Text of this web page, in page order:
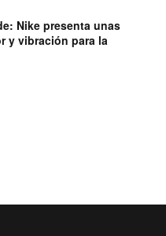
Nike presenta unas
y vibración para la